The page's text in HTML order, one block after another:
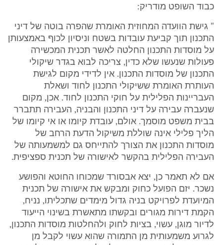
כבוד השופט מודריק:
" גישת הוועדה המחוזית האומרת שהפרה בוטה של דיני
התכנון תוך קביעת עובדות בשטח וניסיון לכוף באמצעותן
על מוסדות התכנון החלטה לאשר תכנית המכשירה
פעולות שנעשו שלא כדין, צריכה לבוא בגדר שיקולי
התכנון של מוסדות התכנון. אין לדידי מקום לגישת
העותרת האומרת ששיקולי התכנון לחוד ושאלת
העבריינות הפלילית על חוקי התכנון לחוד. אכן, מקום
שנעברה עבירה על דיני התכנון והבניה, העבירה תתברר
בבית משפט מוסמך. אולם, עובדת קיומו או אי קיומו של
הליך פלילי אינה שוללת משיקול הדעת הרחב של
מוסדות התכנון את הצורך להתייחס גם למשמעותה של
העבירה הפלילית בהקשר לאישורה של תכנית ספציפית.
אם לא תאמר כן, יצא אבסורד שמכוחו החוטא והפושע
נשכר. יזם הפועל כחוק ומבקש את אישורה של תכנית
המיועדת לפרויקט בניה גדול מימדים שתכליתו, נניח,
הקמת דירות מגורים ובקשתו מתאשרת בשינוי הייעוד
לדיור מוגן, עשוי, בציות לחוק ולהחלטות מוסדות התכנון,
לגרוע משמעותית מן התמורה שהוא עשוי לקבל מן